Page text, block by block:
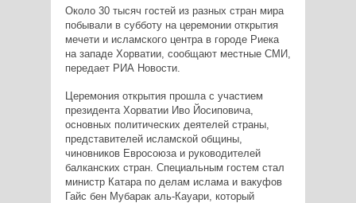
Около 30 тысяч гостей из разных стран мира
побывали в субботу на церемонии открытия
мечети и исламского центра в городе Риека
на западе Хорватии, сообщают местные СМИ,
передает РИА Новости.
Церемония открытия прошла с участием
президента Хорватии Иво Йосиповича,
основных политических деятелей страны,
представителей исламской общины,
чиновников Евросоюза и руководителей
балканских стран. Специальным гостем стал
министр Катара по делам ислама и вакуфов
Гайс бен Мубарак аль-Кауари, который